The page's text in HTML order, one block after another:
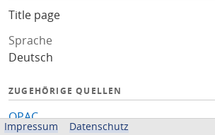
Title page
Sprache
Deutsch
ZUGEHÖRIGE QUELLEN
OPAC
Impressum Datenschutz